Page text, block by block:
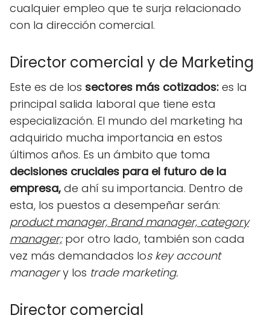
cualquier empleo que te surja relacionado
con la dirección comercial.
Director comercial y de Marketing
Este es de los sectores más cotizados: es la
principal salida laboral que tiene esta
especialización. El mundo del marketing ha
adquirido mucha importancia en estos
últimos años. Es un ámbito que toma
decisiones cruciales para el futuro de la
empresa, de ahí su importancia. Dentro de
esta, los puestos a desempeñar serán:
product manager, Brand manager, category
manager;por otro lado, también son cada
vez más demandados los key account
managery los trade marketing.
Director comercial